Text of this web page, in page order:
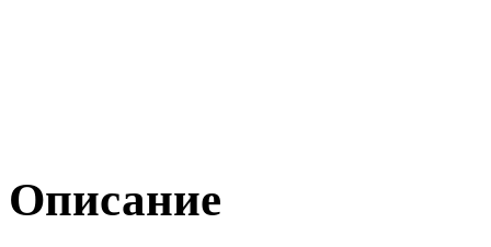
Описание